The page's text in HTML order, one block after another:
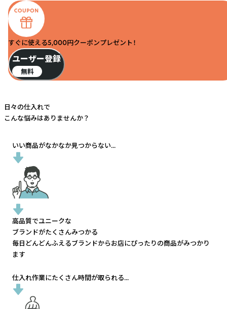
すぐに使える5,000円クーポンプレゼント！
ユーザー登録
無料
日々の仕入れで
こんな悩みはありませんか？
いい商品がなかなか見つからない...
高品質でユニークな
ブランドがたくさんみつかる
毎日どんどんふえるブランドからお店にぴったりの商品がみつかり
ます
仕入れ作業にたくさん時間が取られる...